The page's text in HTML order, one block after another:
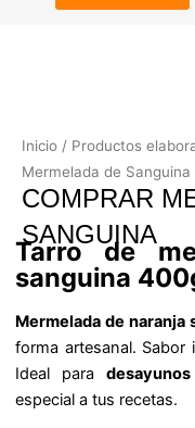
Inicio / Productos
Mermelada de Sanguina
COMPRAR
SANGUINA
Tarro de
sanguina
Mermelada de naranja
forma artesanal.
Ideal para
especial a tus recetas.